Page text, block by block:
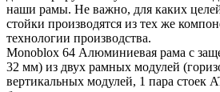
наши рамы. Не важно, для каких
стойки производятся из тех же
технологии производства.
Monoblox 64 Алюминиевая рама с
32 мм) из двух рамных модулей
вертикальных модулей, 1 пара стоек